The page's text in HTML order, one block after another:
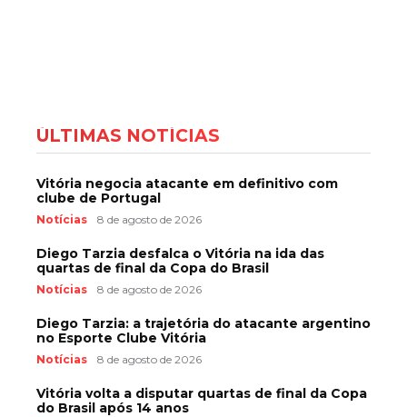
ÚLTIMAS NOTÍCIAS
Vitória negocia atacante em definitivo com
clube de Portugal
Notícias 8 de agosto de 2026
Diego Tarzia desfalca o Vitória na ida das
quartas de final da Copa do Brasil
Notícias 8 de agosto de 2026
Diego Tarzia: a trajetória do atacante argentino
no Esporte Clube Vitória
Notícias 8 de agosto de 2026
Vitória volta a disputar quartas de final da Copa
do Brasil após 14 anos